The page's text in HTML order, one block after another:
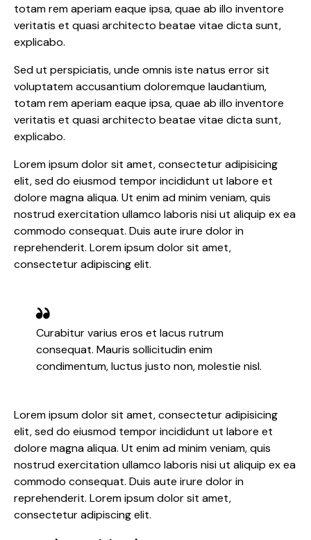
totam rem aperiam eaque ipsa, quae ab illo inventore
veritatis et quasi architecto beatae vitae dicta sunt,
explicabo.
Sed ut perspiciatis, unde omnis iste natus error sit
voluptatem accusantium doloremque laudantium,
totam rem aperiam eaque ipsa, quae ab illo inventore
veritatis et quasi architecto beatae vitae dicta sunt,
explicabo.
Lorem ipsum dolor sit amet, consectetur adipisicing
elit, sed do eiusmod tempor incididunt ut labore et
dolore magna aliqua. Ut enim ad minim veniam, quis
nostrud exercitation ullamco laboris nisi ut aliquip ex ea
commodo consequat. Duis aute irure dolor in
reprehenderit. Lorem ipsum dolor sit amet,
consectetur adipiscing elit.
Curabitur varius eros et lacus rutrum
consequat. Mauris sollicitudin enim
condimentum, luctus justo non, molestie nisl.
Lorem ipsum dolor sit amet, consectetur adipisicing
elit, sed do eiusmod tempor incididunt ut labore et
dolore magna aliqua. Ut enim ad minim veniam, quis
nostrud exercitation ullamco laboris nisi ut aliquip ex ea
commodo consequat. Duis aute irure dolor in
reprehenderit. Lorem ipsum dolor sit amet,
consectetur adipiscing elit.